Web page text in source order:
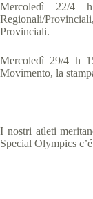
Mercoledì 22/4
Regionali/
Provinciali.
Mercoledì 29/4 h
Movimento, la
I nostri atleti
Special Olympics